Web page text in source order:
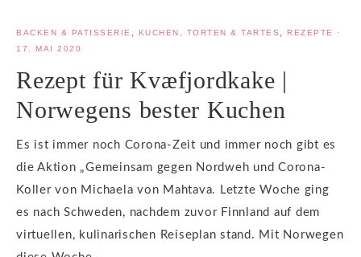
BACKEN & PATISSERIE, KUCHEN, TORTEN & TARTES, REZEPTE
·
17. MAI 2020
Rezept für Kvæfjordkake |
Norwegens bester Kuchen
Es ist immer noch Corona-Zeit und immer noch gibt es
die Aktion „Gemeinsam gegen Nordweh und Corona-
Koller von Michaela von Mahtava. Letzte Woche ging
es nach Schweden, nachdem zuvor Finnland auf dem
virtuellen, kulinarischen Reiseplan stand. Mit Norwegen